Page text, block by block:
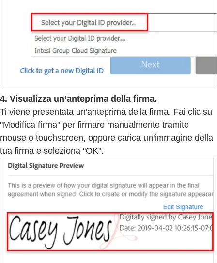
4. Visualizza un’anteprima della firma.
Ti viene presentata un'anteprima della firma. Fai clic su
"Modifica firma" per firmare manualmente tramite
mouse o touchscreen, oppure carica un'immagine della
tua firma e seleziona "OK".